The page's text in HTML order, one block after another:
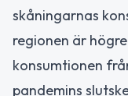
skåningarnas
regionen är
konsumtionen
pandemins